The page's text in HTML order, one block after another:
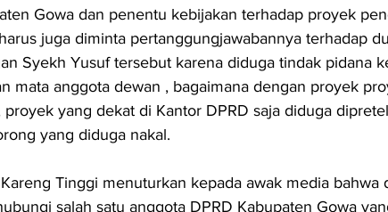
Gowa dan penentu kebijakan terhadap proyek
juga diminta pertanggungjawabannya terhadap
Syekh Yusuf tersebut karena diduga tindak pidana
mata anggota dewan , bagaimana dengan proyek
proyek yang dekat di Kantor DPRD saja diduga
yang diduga nakal.
Tinggi menuturkan kepada awak media bahwa
salah satu anggota DPRD Kabupaten Gowa